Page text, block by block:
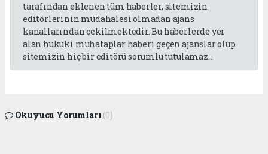
tarafından eklenen tüm haberler, sitemizin
editörlerinin müdahalesi olmadan ajans
kanallarından çekilmektedir. Bu haberlerde yer
alan hukuki muhataplar haberi geçen ajanslar olup
sitemizin hiç bir editörü sorumlu tutulamaz...
Okuyucu Yorumları (0)